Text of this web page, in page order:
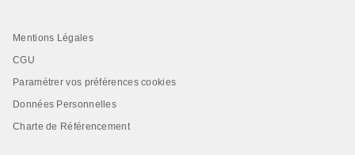
Mentions Légales
CGU
Paramétrer vos préférences cookies
Données Personnelles
Charte de Référencement